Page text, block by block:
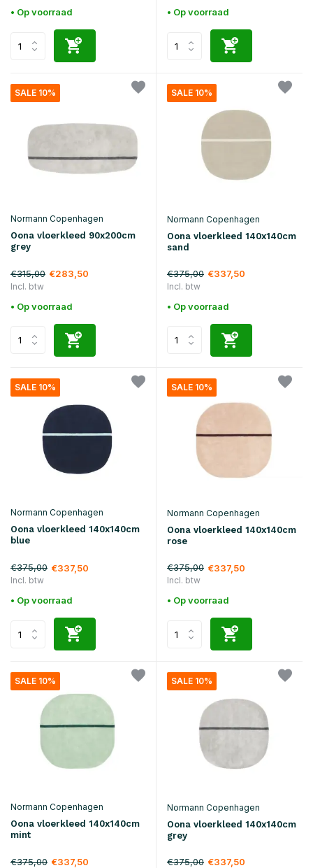
• Op voorraad • Op voorraad
SALE 10%
Normann Copenhagen
Oona vloerkleed 90x200cm
grey
€315,00 €283,50
Incl. btw
• Op voorraad
SALE 10%
Normann Copenhagen
Oona vloerkleed 140x140cm
sand
€375,00 €337,50
Incl. btw
• Op voorraad
SALE 10%
Normann Copenhagen
Oona vloerkleed 140x140cm
blue
€375,00 €337,50
Incl. btw
• Op voorraad
SALE 10%
Normann Copenhagen
Oona vloerkleed 140x140cm
rose
€375,00 €337,50
Incl. btw
• Op voorraad
SALE 10%
Normann Copenhagen
Oona vloerkleed 140x140cm
mint
€375,00 €337,50
SALE 10%
Normann Copenhagen
Oona vloerkleed 140x140cm
grey
€375,00 €337,50